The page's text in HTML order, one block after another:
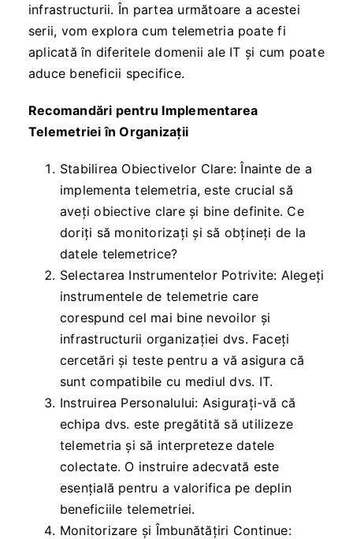
infrastructurii. În partea următoare a acestei
serii, vom explora cum telemetria poate fi
aplicată în diferitele domenii ale IT și cum poate
aduce beneficii specifice.
Recomandări pentru Implementarea
Telemetriei în Organizații
Stabilirea Obiectivelor Clare: Înainte de a
implementa telemetria, este crucial să
aveți obiective clare și bine definite. Ce
doriți să monitorizați și să obțineți de la
datele telemetrice?
Selectarea Instrumentelor Potrivite: Alegeți
instrumentele de telemetrie care
corespund cel mai bine nevoilor și
infrastructurii organizației dvs. Faceți
cercetări și teste pentru a vă asigura că
sunt compatibile cu mediul dvs. IT.
Instruirea Personalului: Asigurați-vă că
echipa dvs. este pregătită să utilizeze
telemetria și să interpreteze datele
colectate. O instruire adecvată este
esențială pentru a valorifica pe deplin
beneficiile telemetriei.
Monitorizare și Îmbunătățiri Continue: